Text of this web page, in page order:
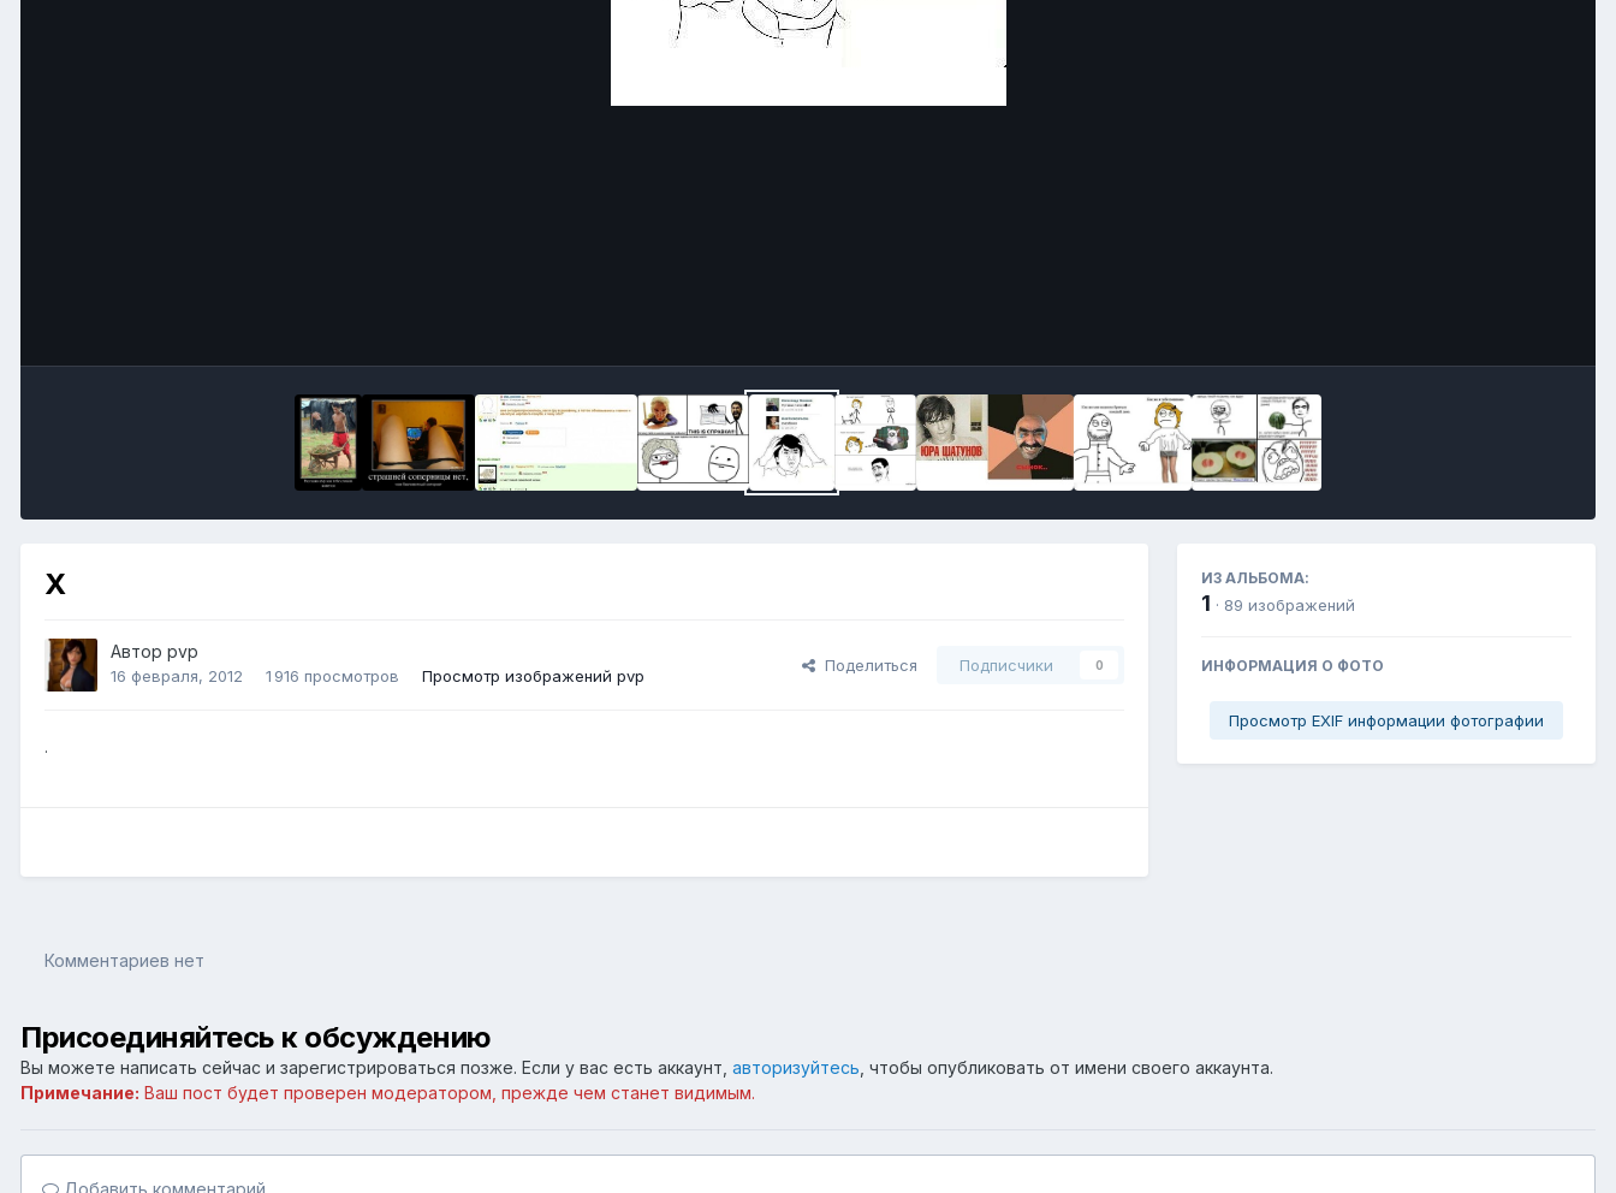
X
Автор pvp
16 февраля, 2012 1 916 просмотров Просмотр изображений pvp
Поделиться Подписчики 0
.
ИЗ АЛЬБОМА:
1 · 89 изображений
ИНФОРМАЦИЯ О ФОТО
Просмотр EXIF информации фотографии
Комментариев нет
Присоединяйтесь к обсуждению
Вы можете написать сейчас и зарегистрироваться позже. Если у вас есть аккаунт, авторизуйтесь , чтобы опубликовать от имени своего аккаунта.
Примечание: Ваш пост будет проверен модератором, прежде чем станет видимым.
Добавить комментарий...